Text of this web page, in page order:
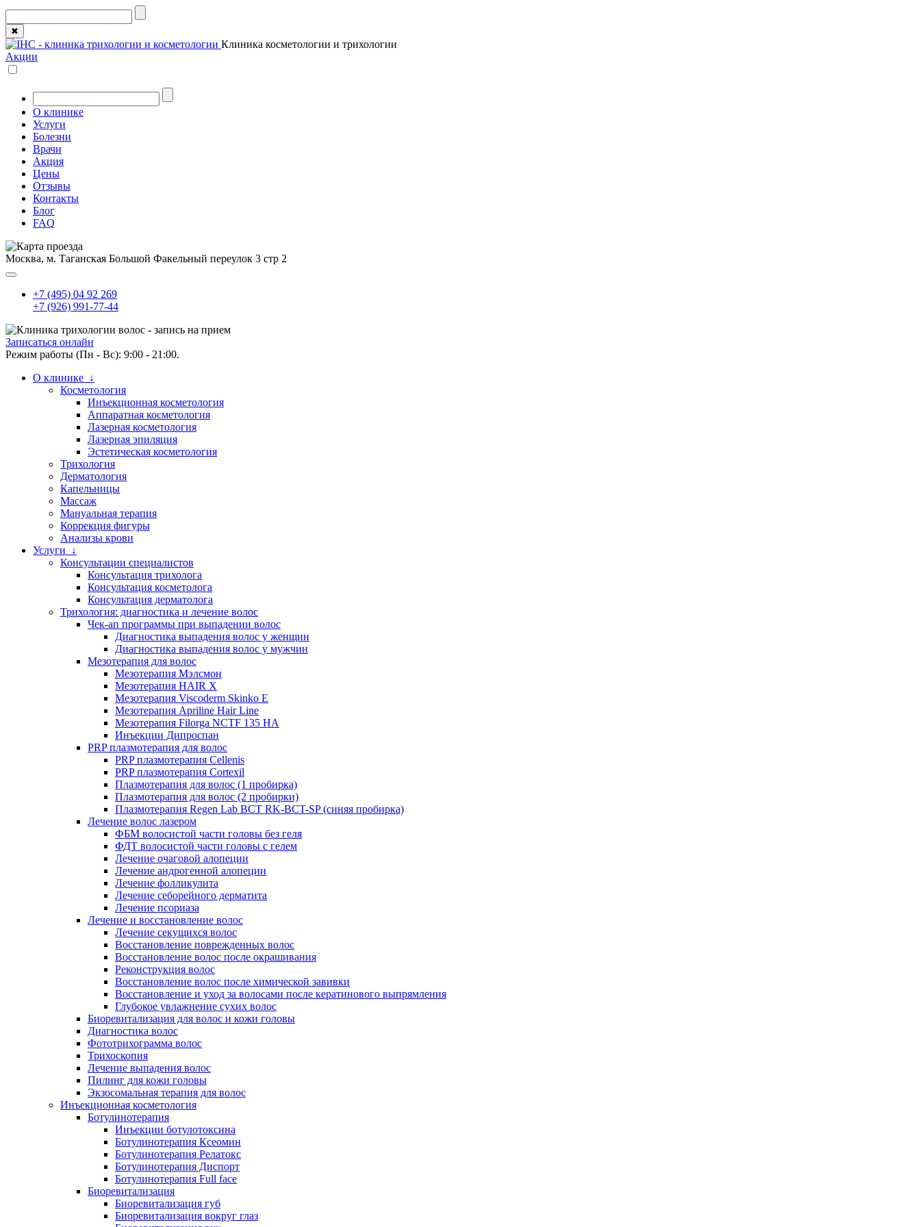
✖
Клиника косметологии и трихологии
Акции
О клинике
Услуги
Болезни
Врачи
Акция
Цены
Отзывы
Контакты
Блог
FAQ
Москва, м. Таганская Большой Факельный переулок 3 стр 2
+7 (495) 04 92 269
+7 (926) 991-77-44
Записаться онлайн
Режим работы (Пн - Вс): 9:00 - 21:00.
О клинике ↓
Косметология
Инъекционная косметология
Аппаратная косметология
Лазерная косметология
Лазерная эпиляция
Эстетическая косметология
Трихология
Дерматология
Капельницы
Массаж
Мануальная терапия
Коррекция фигуры
Анализы крови
Услуги ↓
Консультации специалистов
Консультация трихолога
Консультация косметолога
Консультация дерматолога
Трихология: диагностика и лечение волос
Чек-ап программы при выпадении волос
Диагностика выпадения волос у женщин
Диагностика выпадения волос у мужчин
Мезотерапия для волос
Мезотерапия Мэлсмон
Мезотерапия HAIR X
Мезотерапия Viscoderm Skinko E
Мезотерапия Apriline Hair Line
Мезотерапия Filorga NCTF 135 HA
Инъекции Дипроспан
PRP плазмотерапия для волос
PRP плазмотерапия Cellenis
PRP плазмотерапия Cortexil
Плазмотерапия для волос (1 пробирка)
Плазмотерапия для волос (2 пробирки)
Плазмотерапия Regen Lab BCT RK-BCT-SP (синяя пробирка)
Лечение волос лазером
ФБМ волосистой части головы без геля
ФДТ волосистой части головы с гелем
Лечение очаговой алопеции
Лечение андрогенной алопеции
Лечение фолликулита
Лечение себорейного дерматита
Лечение псориаза
Лечение и восстановление волос
Лечение секущихся волос
Восстановление поврежденных волос
Восстановление волос после окрашивания
Реконструкция волос
Восстановление волос после химической завивки
Восстановление и уход за волосами после кератинового выпрямления
Глубокое увлажнение сухих волос
Биоревитализация для волос и кожи головы
Диагностика волос
Фототрихограмма волос
Трихоскопия
Лечение выпадения волос
Пилинг для кожи головы
Экзосомальная терапия для волос
Инъекционная косметология
Ботулинотерапия
Инъекции ботулотоксина
Ботулинотерапия Ксеомин
Ботулинотерапия Релатокс
Ботулинотерапия Диспорт
Ботулинотерапия Full face
Биоревитализация
Биоревитализация губ
Биоревитализация вокруг глаз